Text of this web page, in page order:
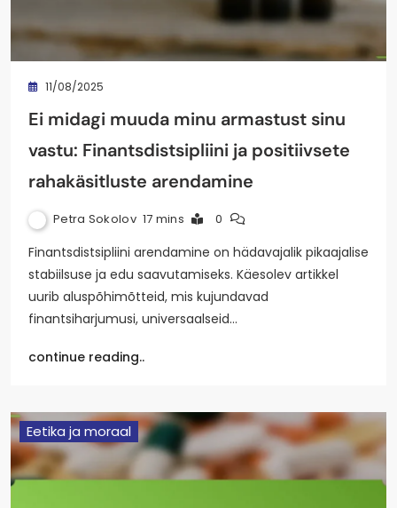
11/08/2025
Ei midagi muuda minu armastust sinu
vastu: Finantsdistsipliini ja positiivsete
rahakäsitluste arendamine
Petra Sokolov 17 mins 0
Finantsdistsipliini arendamine on hädavajalik pikaajalise
stabiilsuse ja edu saavutamiseks. Käesolev artikkel
uurib aluspõhimõtteid, mis kujundavad
finantsiharjumusi, universaalseid…
continue reading..
Eetika ja moraal